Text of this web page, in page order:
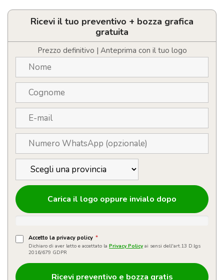
da
solida
personalizzabile
con
logo
quantità
Ricevi il tuo preventivo + bozza grafica
gratuita
Prezzo definitivo | Anteprima con il tuo logo
Carica il logo oppure invialo dopo
Accetto la privacy policy *
Dichiaro di aver letto e accettato la Privacy Policy ai sensi dell'art.13 D.lgs
2016/679 GDPR